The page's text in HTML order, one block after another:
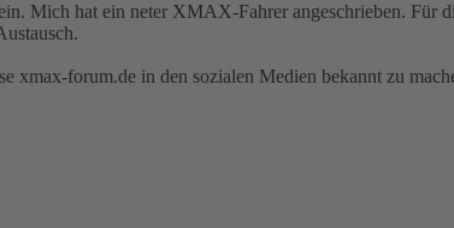
Mich hat ein neter XMAX-Fahrer angeschrieben. Für
xmax-forum.de in den sozialen Medien bekannt zu